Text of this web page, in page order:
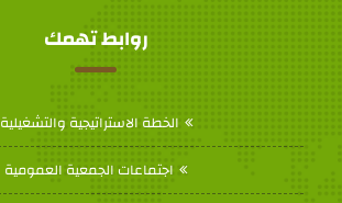
روابط تهمك
الخطة الاستراتيجية والتشغيلية
اجتماعات الجمعية العمومية